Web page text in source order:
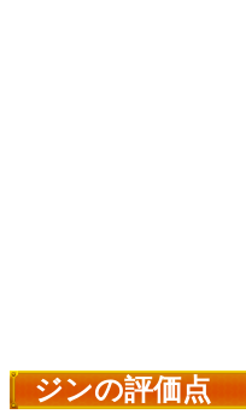
ジンの評価点